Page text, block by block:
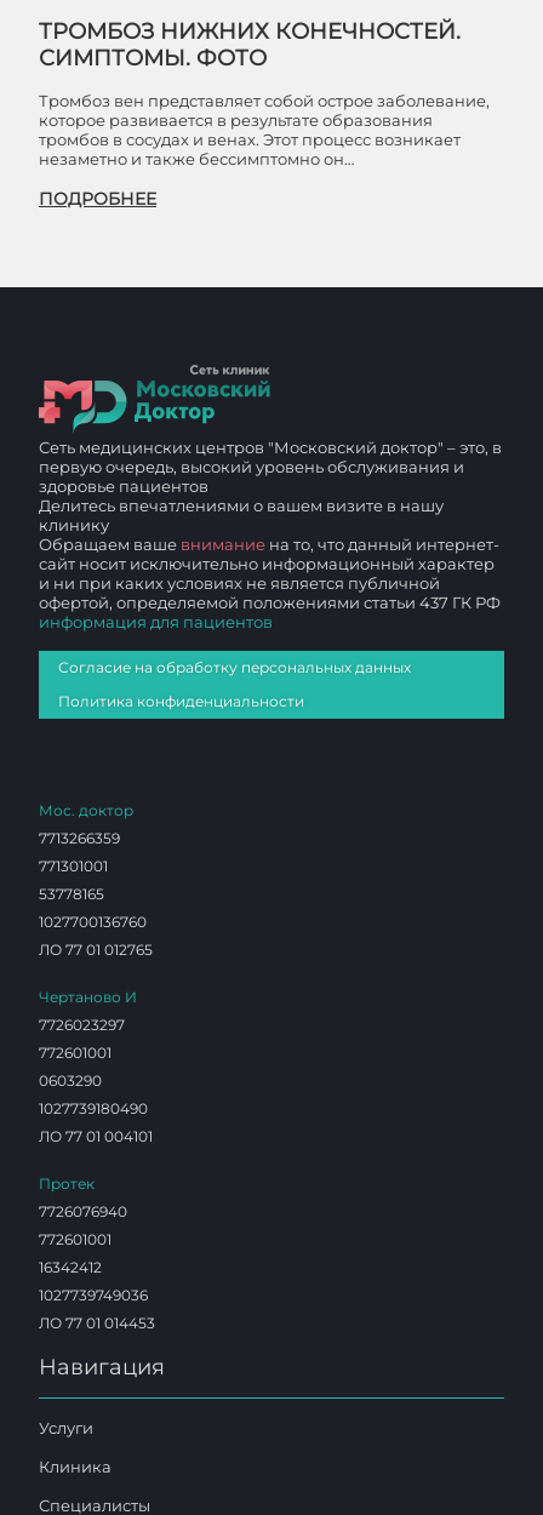
ТРОМБОЗ НИЖНИХ КОНЕЧНОСТЕЙ.
СИМПТОМЫ. ФОТО
Тромбоз вен представляет собой острое заболевание,
которое развивается в результате образования
тромбов в сосудах и венах. Этот процесс возникает
незаметно и также бессимптомно он…
ПОДРОБНЕЕ
Сеть медицинских центров "Московский доктор" – это, в
первую очередь, высокий уровень обслуживания и
здоровье пациентов
Делитесь впечатлениями о вашем визите в нашу
клинику
Обращаем ваше внимание на то, что данный интернет-
сайт носит исключительно информационный характер
и ни при каких условиях не является публичной
офертой, определяемой положениями статьи 437 ГК РФ
информация для пациентов
Согласие на обработку персональных данных
Политика конфиденциальности
Мос. доктор
7713266359
771301001
53778165
1027700136760
ЛО 77 01 012765
Чертаново И
7726023297
772601001
0603290
1027739180490
ЛО 77 01 004101
Протек
7726076940
772601001
16342412
1027739749036
ЛО 77 01 014453
Навигация
Услуги
Клиника
Специалисты